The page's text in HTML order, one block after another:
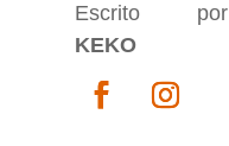
Escrito por
KEKO